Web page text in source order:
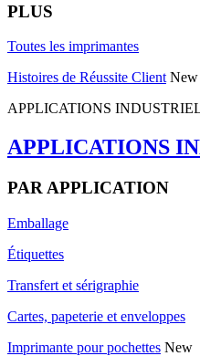
PLUS
Toutes les imprimantes
Histoires de Réussite Client New
APPLICATIONS
APPLICATIONS
PAR APPLICATION
Emballage
Étiquettes
Transfert et sérigraphie
Cartes, papeterie et enveloppes
Imprimante pour pochettes New